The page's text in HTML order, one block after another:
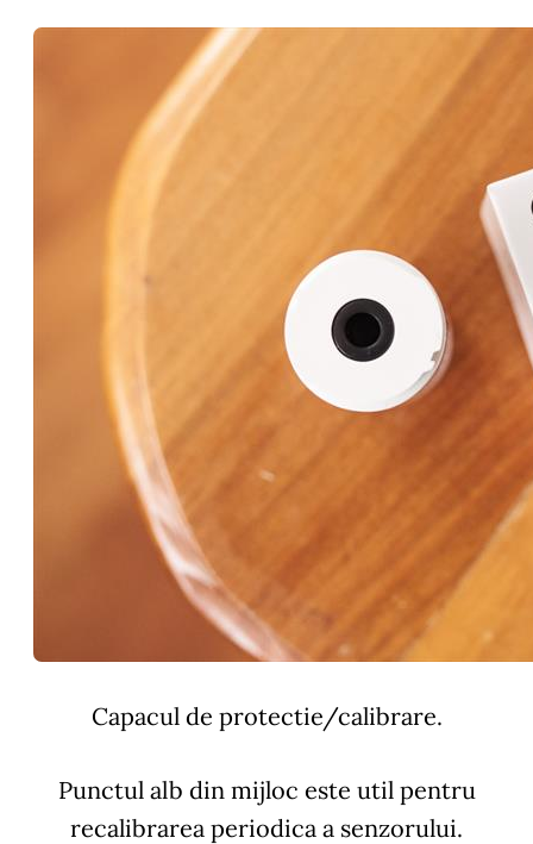
Capacul de protectie/calibrare.
Punctul alb din mijloc este util pentru
recalibrarea periodica a senzorului.